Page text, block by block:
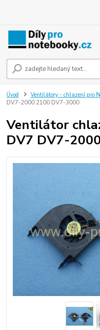
Úvod Ventilátory - chlazení pro
DV7-2000 2100 DV7-3000
Ventilátor
DV7 DV7-